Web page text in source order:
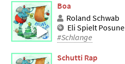
Boa
Roland Schwab
Eli Spielt Posune
#Schlange
Schutti Rap